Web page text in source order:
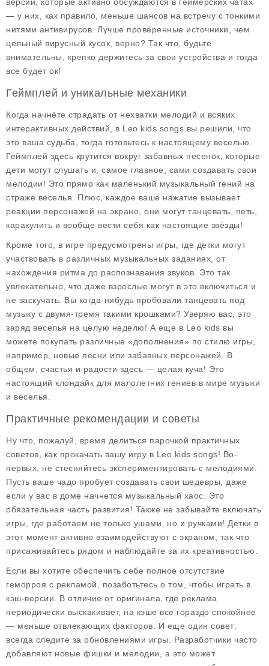
— у них, как правило, меньше шансов на встречу с тонкими
нитями антивирусов. Лучше проверенные источники, чем
цельный вирусный кусок, верно? Так что, будьте
внимательны, крепко держитесь за свои устройства и тогда
все будет ок!
Геймплей и уникальные механики
Когда начнёте страдать от нехватки мелодий и всяких
интерактивных действий, в Leo kids songs вы решили, что
это ваша судьба, тогда готовьтесь к настоящему веселью.
Геймплей здесь крутится вокруг забавных песенок, которые
дети могут слушать и, самое главное, сами создавать свои
мелодии! Это прямо как маленький музыкальный гений на
страже веселья. Плюс, каждое ваше нажатие вызывает
реакции персонажей на экране, они могут танцевать, петь,
каракулить и вообще вести себя как настоящие звёзды!
Кроме того, в игре предусмотрены игры, где детки могут
участвовать в различных музыкальных заданиях, от
нахождения ритма до распознавания звуков. Это так
увлекательно, что даже взрослые могут в это включиться и
не заскучать. Вы когда-нибудь пробовали танцевать под
музыку с двумя-тремя такими крошками? Уверяю вас, это
заряд веселья на целую неделю! А еще в Leo kids вы
можете покупать различные «дополнения» по стилю игры,
например, новые песни или забавных персонажей. В
общем, счастья и радости здесь — целая куча! Это
настоящий клондайк для малолетних гениев в мире музыки
и веселья.
Практичные рекомендации и советы
Ну что, пожалуй, время делиться парочкой практичных
советов, как прокачать вашу игру в Leo kids songs! Во-
первых, не стесняйтесь экспериментировать с мелодиями.
Пусть ваше чадо пробует создавать свои шедевры, даже
если у вас в доме начнется музыкальный хаос. Это
обязательная часть развития! Также не забывайте включать
игры, где работаем не только ушами, но и ручками! Детки в
этот момент активно взаимодействуют с экраном, так что
присаживайтесь рядом и наблюдайте за их креативностью.
Если вы хотите обеспечить себе полное отсутствие
геморроя с рекламой, позаботьтесь о том, чтобы играть в
кэш-версии. В отличие от оригинала, где реклама
периодически выскакивает, на кэше все гораздо спокойнее
— меньше отвлекающих факторов. И еще один совет:
всегда следите за обновлениями игры. Разработчики часто
добавляют новые фишки и мелодии, а это может